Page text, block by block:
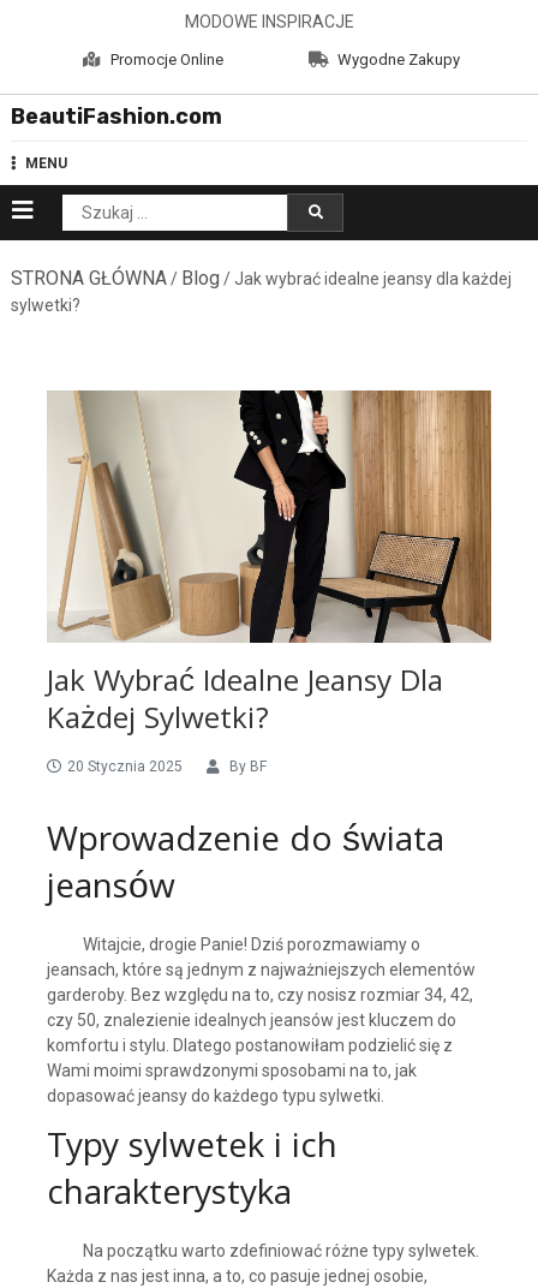
MODOWE INSPIRACJE
Promocje Online Wygodne Zakupy
BeautiFashion.com
MENU
Szukaj:
STRONA GŁÓWNA/ Blog / Jak wybrać idealne jeansy dla każdej
sylwetki?
Jak Wybrać Idealne Jeansy Dla
Każdej Sylwetki?
20 Stycznia 2025 By BF
Wprowadzenie do świata
jeansów
Witajcie, drogie Panie! Dziś porozmawiamy o
jeansach, które są jednym z najważniejszych elementów
garderoby. Bez względu na to, czy nosisz rozmiar 34, 42,
czy 50, znalezienie idealnych jeansów jest kluczem do
komfortu i stylu. Dlatego postanowiłam podzielić się z
Wami moimi sprawdzonymi sposobami na to, jak
dopasować jeansy do każdego typu sylwetki.
Typy sylwetek i ich
charakterystyka
Na początku warto zdefiniować różne typy sylwetek.
Każda z nas jest inna, a to, co pasuje jednej osobie,